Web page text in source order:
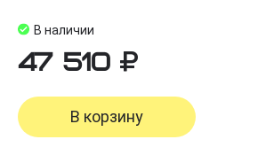
В наличии
47 510
В корзину